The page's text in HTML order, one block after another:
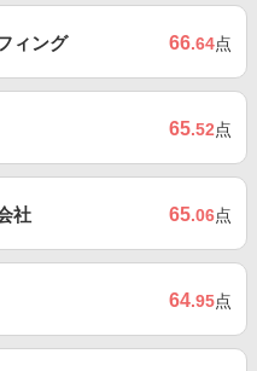
ィング 66.64点
65.52点
社 65.06点
64.95点